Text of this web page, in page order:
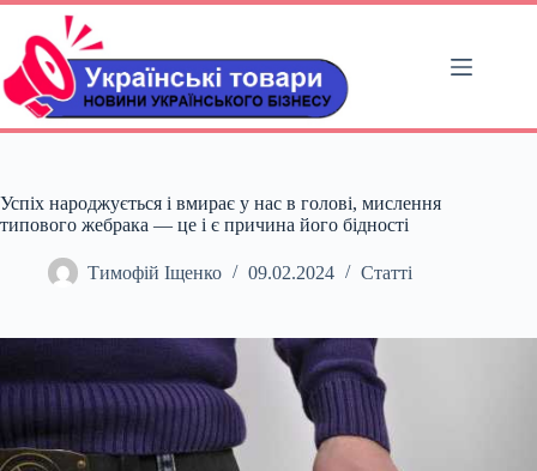
Перейти
вмісту
Успіх народжується і вмирає у нас в голові, мислення
типового жебрака — це і є причина його бідності
Тимофій Іщенко 09.02.2024 Статті